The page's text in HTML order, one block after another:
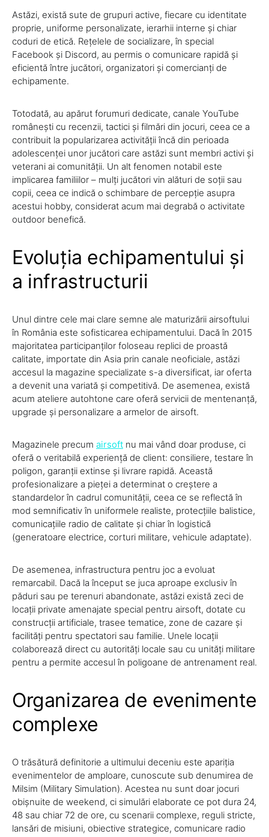
Astăzi, există sute de grupuri active, fiecare cu identitate
proprie, uniforme personalizate, ierarhii interne și chiar
coduri de etică. Rețelele de socializare, în special
Facebook și Discord, au permis o comunicare rapidă și
eficientă între jucători, organizatori și comercianți de
echipamente.
Totodată, au apărut forumuri dedicate, canale YouTube
românești cu recenzii, tactici și filmări din jocuri, ceea ce a
contribuit la popularizarea activității încă din perioada
adolescenței unor jucători care astăzi sunt membri activi și
veterani ai comunității. Un alt fenomen notabil este
implicarea familiilor – mulți jucători vin alături de soții sau
copii, ceea ce indică o schimbare de percepție asupra
acestui hobby, considerat acum mai degrabă o activitate
outdoor benefică.
Evoluția echipamentului și
a infrastructurii
Unul dintre cele mai clare semne ale maturizării airsoftului
în România este sofisticarea echipamentului. Dacă în 2015
majoritatea participanților foloseau replici de proastă
calitate, importate din Asia prin canale neoficiale, astăzi
accesul la magazine specializate s-a diversificat, iar oferta
a devenit una variată și competitivă. De asemenea, există
acum ateliere autohtone care oferă servicii de mentenanță,
upgrade și personalizare a armelor de airsoft.
Magazinele precum airsoft nu mai vând doar produse, ci
oferă o veritabilă experiență de client: consiliere, testare în
poligon, garanții extinse și livrare rapidă. Această
profesionalizare a pieței a determinat o creștere a
standardelor în cadrul comunității, ceea ce se reflectă în
mod semnificativ în uniformele realiste, protecțiile balistice,
comunicațiile radio de calitate și chiar în logistică
(generatoare electrice, corturi militare, vehicule adaptate).
De asemenea, infrastructura pentru joc a evoluat
remarcabil. Dacă la început se juca aproape exclusiv în
păduri sau pe terenuri abandonate, astăzi există zeci de
locații private amenajate special pentru airsoft, dotate cu
construcții artificiale, trasee tematice, zone de cazare și
facilități pentru spectatori sau familie. Unele locații
colaborează direct cu autorități locale sau cu unități militare
pentru a permite accesul în poligoane de antrenament real.
Organizarea de evenimente
complexe
O trăsătură definitorie a ultimului deceniu este apariția
evenimentelor de amploare, cunoscute sub denumirea de
Milsim (Military Simulation). Acestea nu sunt doar jocuri
obișnuite de weekend, ci simulări elaborate ce pot dura 24,
48 sau chiar 72 de ore, cu scenarii complexe, reguli stricte,
lansări de misiuni, obiective strategice, comunicare radio